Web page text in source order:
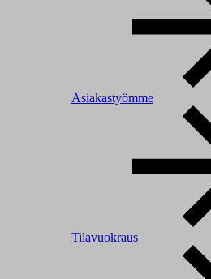
Asiakastyömme
Tilavuokraus